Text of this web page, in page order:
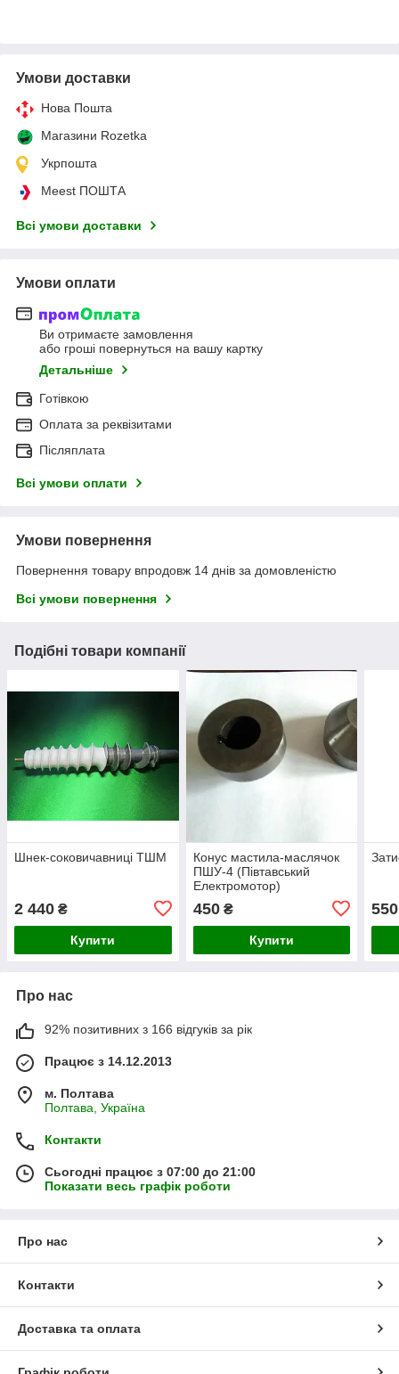
Умови доставки
Нова Пошта
Магазини Rozetka
Укрпошта
Meest ПОШТА
Всі умови доставки
Умови оплати
Ви отримаєте замовлення
або гроші повернуться на вашу картку
Детальніше
Готівкою
Оплата за реквізитами
Післяплата
Всі умови оплати
Умови повернення
Повернення товару впродовж 14 днів за домовленістю
Всі умови повернення
Подібні товари компанії
Шнек-соковичавниці ТШМ
2 440 ₴
Купити
Конус мастила-маслячок
ПШУ-4 (Півтавський
Електромотор)
450₴
Купити
550
Про нас
92% позитивних з 166 відгуків за рік
Працює з 14.12.2013
м. Полтава
Полтава, Україна
Контакти
Сьогодні працює з 07:00 до 21:00
Показати весь графік роботи
Про нас
Контакти
Доставка та оплата